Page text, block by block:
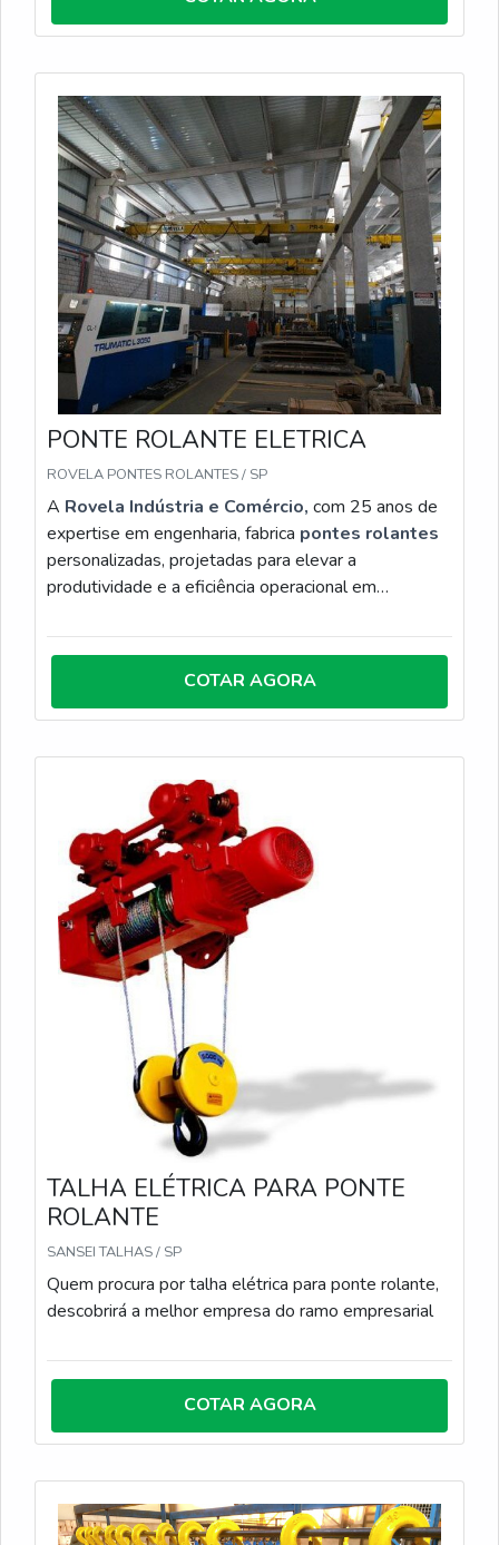
PONTE ROLANTE ELETRICA
ROVELA PONTES ROLANTES / SP
A Rovela Indústria e Comércio, com 25 anos de
expertise em engenharia, fabrica pontes rolantes
personalizadas, projetadas para elevar a
produtividade e a eficiência operacional em
configurações apoiadas, suspensas ou especiais,
carga e o layout, garantindo movimentação precisa
de grandes volumes e otimização do espaço fabril.
Rovela entrega soluções em conformidade com as
normas técnicas, abrangendo desde o projeto e
instalação até testes de comissionamento e
treinamento. Ao eliminar o esforço manual crítico e
reduzir riscos operacionais, nossas pontes rolantes
asseguram durabilidade superior e alto desempenho
para processos de movimentação de carga contínua.
COTAR AGORA
TALHA ELÉTRICA PARA PONTE
ROLANTE
SANSEI TALHAS / SP
Quem procura por talha elétrica para ponte rolante,
descobrirá a melhor empresa do ramo empresarial
COTAR AGORA